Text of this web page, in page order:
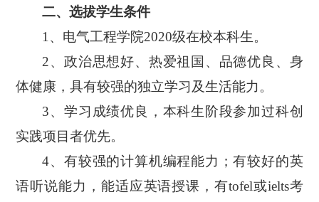
二、选拔学生条件
1、电气工程学院2020级在校本科生。
2、政治思想好、热爱祖国、品德优良、身
体健康，具有较强的独立学习及生活能力。
3、学习成绩优良，本科生阶段参加过科创
实践项目者优先。
4、有较强的计算机编程能力；有较好的英
语听说能力，能适应英语授课，有tofel或ielts考